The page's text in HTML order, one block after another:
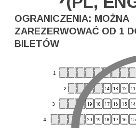
OGRANICZENIA: MOŻNA
ZAREZERWOWAĆ OD 1
BILETÓW
1
2
3
4
14 13 12 11
19 18 17 16 15 14
20 19 18 17 16 15